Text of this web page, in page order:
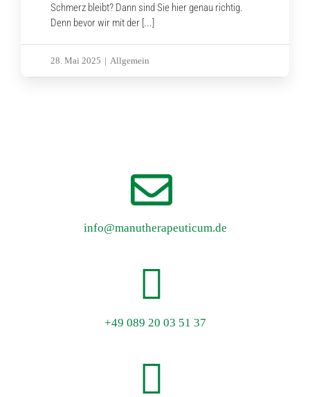
Schmerz bleibt? Dann sind Sie hier genau richtig.
Denn bevor wir mit der [...]
28. Mai 2025 | Allgemein
info@manutherapeuticum.de
+49 089 20 03 51 37